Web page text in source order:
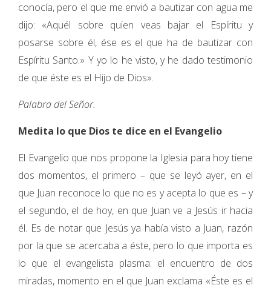
conocía, pero el que me envió a bautizar con agua me
dijo: «Aquél sobre quien veas bajar el Espíritu y
posarse sobre él, ése es el que ha de bautizar con
Espíritu Santo.» Y yo lo he visto, y he dado testimonio
de que éste es el Hijo de Dios».
Palabra del Señor.
Medita lo que Dios te dice en el Evangelio
El Evangelio que nos propone la Iglesia para hoy tiene
dos momentos, el primero – que se leyó ayer, en el
que Juan reconoce lo que no es y acepta lo que es – y
el segundo, el de hoy, en que Juan ve a Jesús ir hacia
él. Es de notar que Jesús ya había visto a Juan, razón
por la que se acercaba a éste, pero lo que importa es
lo que el evangelista plasma: el encuentro de dos
miradas, momento en el que Juan exclama «Éste es el